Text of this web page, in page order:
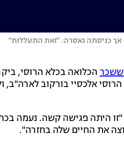
כניסתה נאסרה: "זאת התעללות"
הכלואה בכלא הרוסי,
אלכסיי בורקוב לארה"ב,
היתה פגישה קשה. נעמה
את החיים שלה בחזרה".